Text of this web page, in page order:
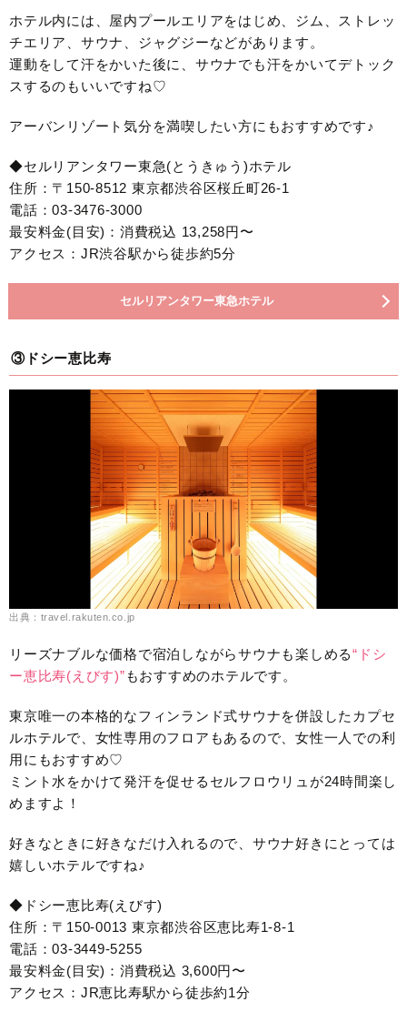
ホテル内には、屋内プールエリアをはじめ、ジム、ストレッ
チエリア、サウナ、ジャグジーなどがあります。
運動をして汗をかいた後に、サウナでも汗をかいてデトック
スするのもいいですね♡
アーバンリゾート気分を満喫したい方にもおすすめです♪
◆セルリアンタワー東急(とうきゅう)ホテル
住所：〒150-8512 東京都渋谷区桜丘町26-1
電話：03-3476-3000
最安料金(目安)：消費税込 13,258円〜
アクセス：JR渋谷駅から徒歩約5分
セルリアンタワー東急ホテル
③ドシー恵比寿
出典：travel.rakuten.co.jp
リーズナブルな価格で宿泊しながらサウナも楽しめる“ドシ
ー恵比寿(えびす)”もおすすめのホテルです。
東京唯一の本格的なフィンランド式サウナを併設したカプセ
ルホテルで、女性専用のフロアもあるので、女性一人での利
用にもおすすめ♡
ミント水をかけて発汗を促せるセルフロウリュが24時間楽し
めますよ！
好きなときに好きなだけ入れるので、サウナ好きにとっては
嬉しいホテルですね♪
◆ドシー恵比寿(えびす)
住所：〒150-0013 東京都渋谷区恵比寿1-8-1
電話：03-3449-5255
最安料金(目安)：消費税込 3,600円〜
アクセス：JR恵比寿駅から徒歩約1分